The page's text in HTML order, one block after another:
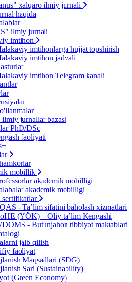
xalqaro ilmiy jurnali
haqida
ilmiy jurnali
imtihon
imtihonlarga hujjat topshirish
imtihon jadvali
imtihon Telegram kanali
ilmiy jurnallar bazasi
PhD/DSc
faoliyati
mobillik
akademik mobilligi
akademik mobilligi
sertifikatlar
- Ta’lim sifatini baholash xizmatlari
(YÖK) – Oliy ta’lim Kengashi
- Butunjahon tibbiyot maktablari
jalb qilish
faoliyat
Maqsadlari (SDG)
Sari (Sustainability)
(Green Economy)